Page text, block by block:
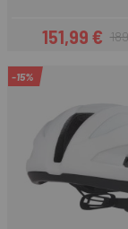
151,99 €
-15%